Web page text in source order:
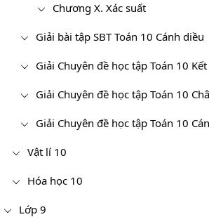
Chương X. Xác suất
Giải bài tập SBT Toán 10 Cánh diều
Giải Chuyên đề học tập Toán 10
Giải Chuyên đề học tập Toán 10
Giải Chuyên đề học tập Toán 10
Vật lí 10
Hóa học 10
Lớp 9